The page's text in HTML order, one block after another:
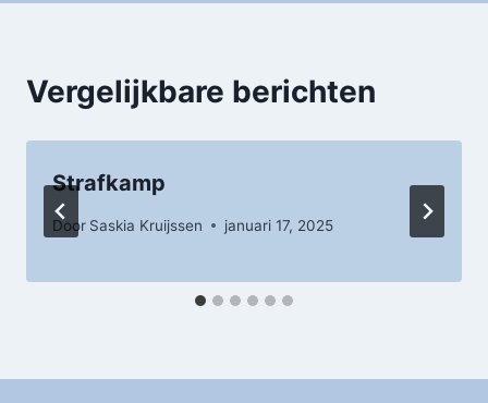
Vergelijkbare berichten
Strafkamp
Door Saskia Kruijssen januari 17, 2025